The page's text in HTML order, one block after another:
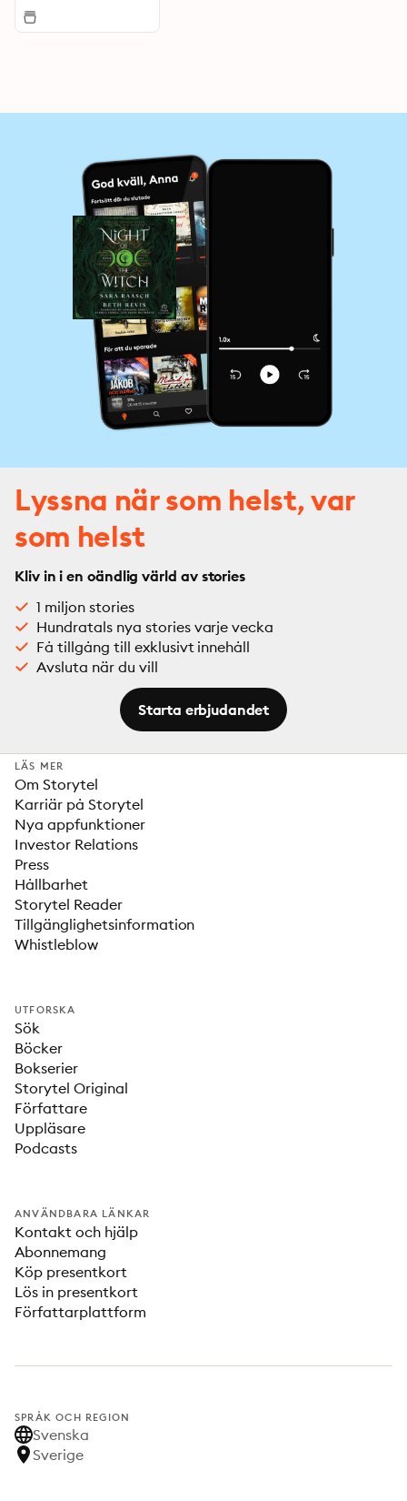
Lyssna när som helst, var
som helst
Kliv in i en oändlig värld av stories
1 miljon stories
Hundratals nya stories varje vecka
Få tillgång till exklusivt innehåll
Avsluta när du vill
Starta erbjudandet
LÄS MER
Om Storytel
Karriär på Storytel
Nya appfunktioner
Investor Relations
Press
Hållbarhet
Storytel Reader
Tillgänglighetsinformation
Whistleblow
UTFORSKA
Sök
Böcker
Bokserier
Storytel Original
Författare
Uppläsare
Podcasts
ANVÄNDBARA LÄNKAR
Kontakt och hjälp
Abonnemang
Köp presentkort
Lös in presentkort
Författarplattform
SPRÅK OCH REGION
Svenska
Sverige